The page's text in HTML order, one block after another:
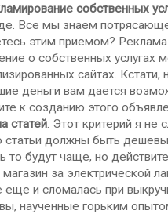
собственных
Все мы знаем
этим приемом?
о собственных услугах
сайтах.
деньги вам дается
к созданию этого
статей . Этот критерий я
статьи должны быть
то будут чаще, но
магазин за электрической
и сломалась при
наученные горьким